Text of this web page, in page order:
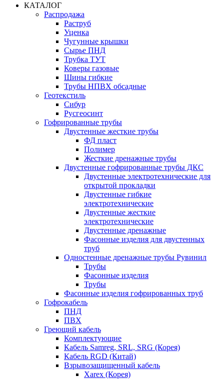
КАТАЛОГ
Распродажа
Раструб
Уценка
Чугунные крышки
Сырье ПНД
Трубка ТУТ
Коверы газовые
Шины гибкие
Трубы НПВХ обсадные
Геотекстиль
Сибур
Русгеосинт
Гофрированные трубы
Двустенные жесткие трубы
ФД пласт
Полимер
Жесткие дренажные трубы
Двустенные гофрированные трубы ДКС
Двустенные электротехнические для
открытой прокладки
Двустенные гибкие
электротехнические
Двустенные жесткие
электротехнические
Двустенные дренажные
Фасонные изделия для двустенных
труб
Одностенные дренажные трубы Рувинил
Трубы
Фасонные изделия
Трубы
Фасонные изделия гофрированных труб
Гофрокабель
ПНД
ПВХ
Греющий кабель
Комплектующие
Кабель Samreg, SRL, SRG (Корея)
Кабель RGD (Китай)
Взрывозащищенный кабель
Xarex (Корея)